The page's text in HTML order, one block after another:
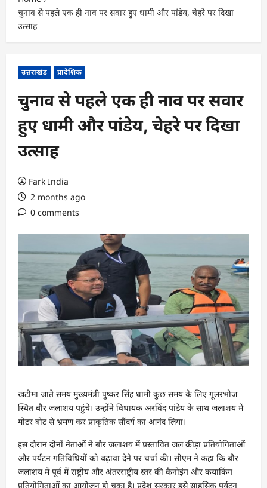
चुनाव से पहले एक ही नाव पर सवार हुए धामी और पांडेय, चेहरे पर दिखा
उत्साह
उत्तराखंड प्रादेशिक
चुनाव से पहले एक ही नाव पर सवार
हुए धामी और पांडेय, चेहरे पर दिखा
उत्साह
Fark India
2 months ago
0 comments
खटीमा जाते समय मुख्यमंत्री पुष्कर सिंह धामी कुछ समय के लिए गूलरभोज
स्थित बौर जलाशय पहुंचे। उन्होंने विधायक अरविंद पांडेय के साथ जलाशय में
मोटर बोट से भ्रमण कर प्राकृतिक सौंदर्य का आनंद लिया।
इस दौरान दोनों नेताओं ने बौर जलाशय में प्रस्तावित जल क्रीड़ा प्रतियोगिताओं
और पर्यटन गतिविधियों को बढ़ावा देने पर चर्चा की। सीएम ने कहा कि बौर
जलाशय में पूर्व में राष्ट्रीय और अंतरराष्ट्रीय स्तर की कैनोइंग और कयाकिंग
प्रतियोगिताओं का आयोजन हो चुका है। प्रदेश सरकार इसे साहसिक पर्यटन